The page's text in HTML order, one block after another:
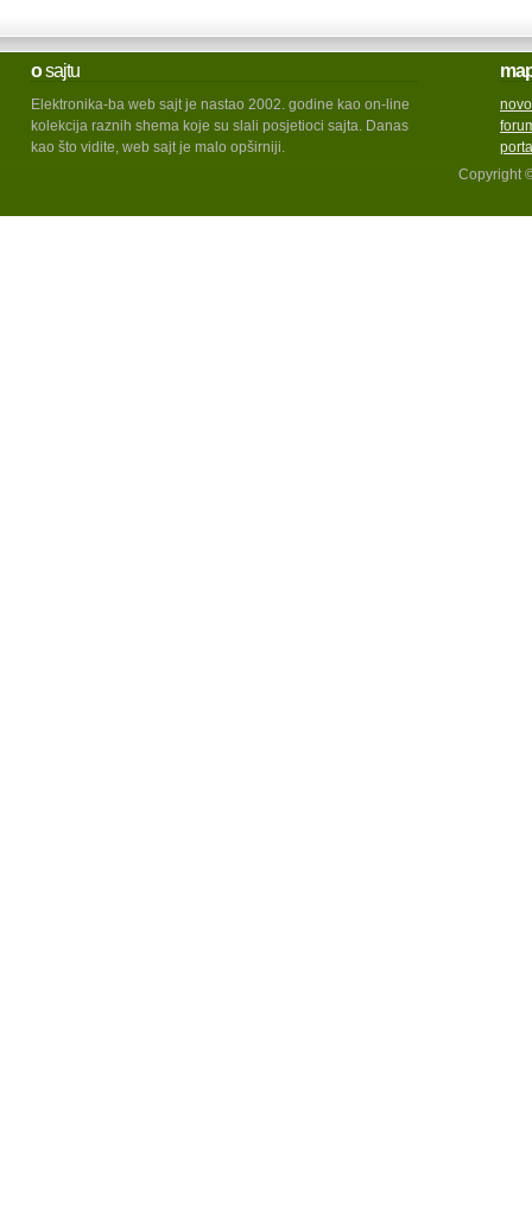
osajtu
Elektronika-ba web sajt je nastao 2002. godine kao on-line
kolekcija raznih shema koje su slali posjetioci sajta. Danas
kao što vidite, web sajt je malo opširniji.
Copyright